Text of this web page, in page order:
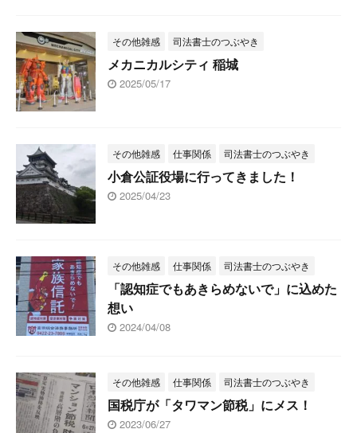
その他雑感 司法書士のつぶやき
メカニカルシティ 稲城
2025/05/17
その他雑感 仕事関係 司法書士のつぶやき
小倉公証役場に行ってきました！
2025/04/23
その他雑感 仕事関係 司法書士のつぶやき
「認知症でもあきらめないで」に込めた
想い
2024/04/08
その他雑感 仕事関係 司法書士のつぶやき
国税庁が「タワマン節税」にメス！
2023/06/27